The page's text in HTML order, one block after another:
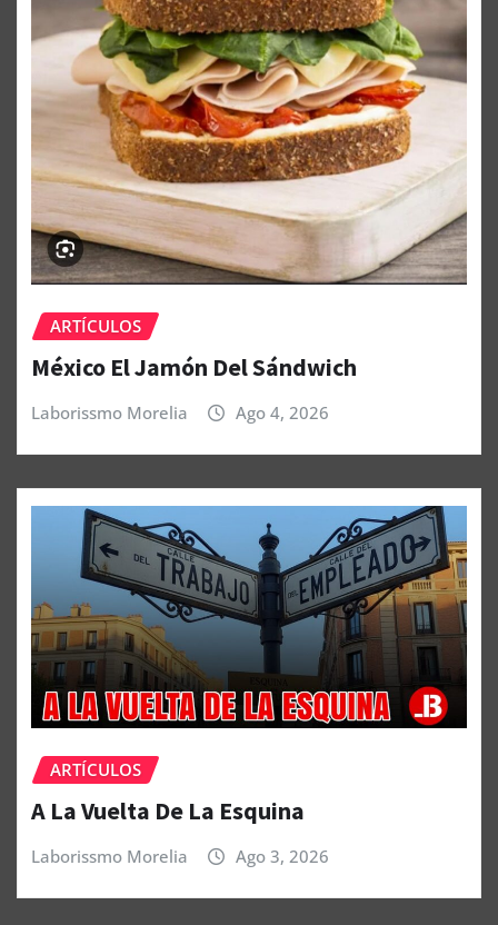
ARTÍCULOS
México El Jamón Del Sándwich
Laborissmo Morelia Ago 4, 2026
ARTÍCULOS
A La Vuelta De La Esquina
Laborissmo Morelia Ago 3, 2026